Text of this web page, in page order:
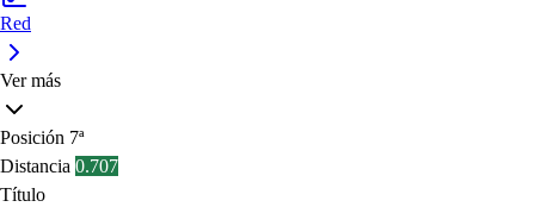
Red
Ver más
Posición 7ª
Distancia 0.707
Título